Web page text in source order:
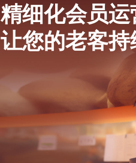
精细化会员运
让您的老客持